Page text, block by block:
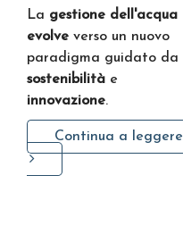
La gestione dell'acqua
evolve verso un nuovo
paradigma guidato da
sostenibilità e
innovazione.
Continua a leggere